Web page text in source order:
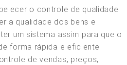
o controle de qualidade
a qualidade dos bens e
um sistema assim para que o
forma rápida e eficiente
de vendas, preços,